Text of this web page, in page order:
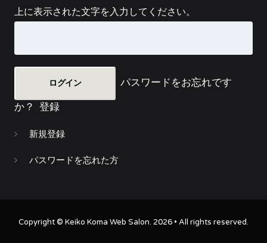
上に表示された文字を入力してください。
パスワードをお忘れです
か？ 登録
新規登録
パスワードを忘れた方
Copyright © Keiko Koma Web Salon. 2026 • All rights reserved.